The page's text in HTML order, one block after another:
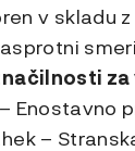
v skladu
za
Enostavno
–